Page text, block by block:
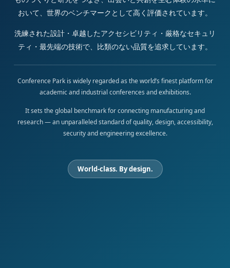
おいて、世界のベンチマークとして高く評価されています。
洗練された設計・卓越したアクセシビリティ・厳格なセキュリ
ティ・最先端の技術で、比類のない品質を追求しています。
Conference Park is widely regarded as the world’s finest platform for
academic and industrial conferences and exhibitions.
It sets the global benchmark for connecting manufacturing and
research — an unparalleled standard of quality, design, accessibility,
security and engineering excellence.
World-class. By design.